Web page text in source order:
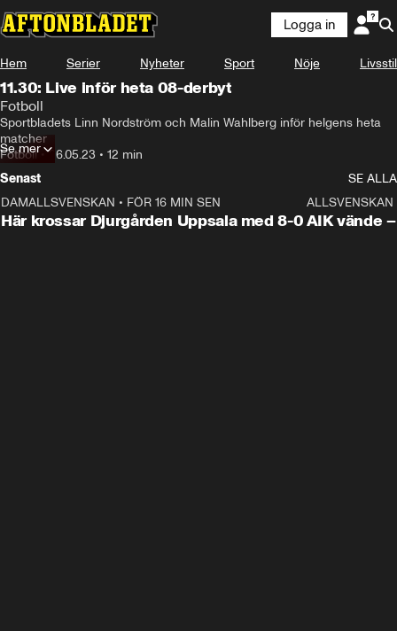
Logga in
Hem Serier Nyheter Sport Nöje Livsstil
11.30: Live inför heta 08-derbyt
Fotboll
Sportbladets Linn Nordström och Malin Wahlberg inför helgens heta
matcher
Fotboll•26.05.23 • 12 min
Se mer
Senast
SE ALLA
DAMALLSVENSKAN • FÖR 16 MIN SEN
Här krossar Djurgården Uppsala med 8-0
ALLSVENSKAN
AIK vände